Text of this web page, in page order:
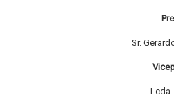
Sr.
Lcda.